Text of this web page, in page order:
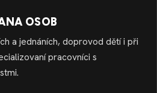
OSOB
a jednáních, doprovod dětí i při
pracovníci s